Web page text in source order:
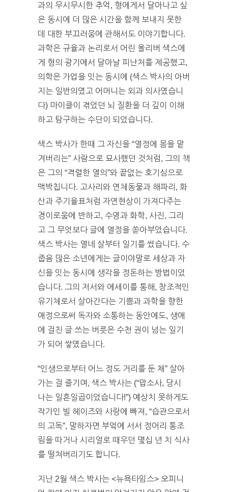
과의 무시무시한 추억, 형에게서 달아나고 싶
은 동시에 더 많은 시간을 함께 보내지 못한
데 대한 부끄러움에 관해서도 이야기합니다.
과학은 규율과 논리로서 어린 올리버 색스에
게 형의 광기에서 달아날 피난처를 제공했고,
의학은 가업을 잇는 동시에 (색스 박사의 아버
지는 일반의였고 어머니는 외과 의사였습니
다) 마이클이 겪었던 뇌 질환을 더 깊이 이해
하고 탐구하는 수단이 되었습니다.
색스 박사가 한때 그 자신을 “열정에 몸을 맡
겨버리는” 사람으로 묘사했던 것처럼, 그의 책
은 그의 “격렬한 열의”와 끝없는 호기심으로
맥박칩니다. 고사리와 연체동물과 해파리, 화
산과 주기율표처럼 자연현상이 가져다주는
경이로움에 반하고, 수영과 화학, 사진, 그리
고 그 무엇보다 글에 열정을 쏟아부었습니다.
색스 박사는 열네 살부터 일기를 썼습니다. 수
줍음 많은 소년에게는 글이야말로 세상과 자
신을 잇는 동시에 생각을 정돈하는 방법이었
습니다. 그의 저서와 에세이를 통해, 창조적인
유기체로서 살아간다는 기쁨과 과학을 향한
애정으로써 독자와 소통하는 동안에도, 생애
에 걸친 글 쓰는 버릇은 수천 권이 넘는 일기
가 되어 쌓였습니다.
“인생으로부터 어느 정도 거리를 둔 채” 살아
가는 걸 즐기며, 색스 박사는 (“맙소사, 당시
나는 일흔일곱이었습니다!”) 예상치 못하게도
작가인 빌 헤이즈와 사랑에 빠져, “습관으로서
의 고독”, 말하자면 부엌에 서서 정어리 통조
림을 따거나 시리얼로 때우던 몇십 년 치 식사
를 떨쳐버리기도 합니다.
지난 2월 색스 박사는 <뉴욕타임스> 오피니